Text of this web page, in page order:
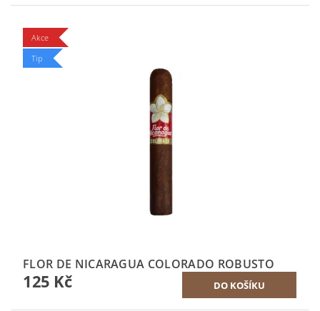
Akce
Tip
FLOR DE NICARAGUA COLORADO ROBUSTO
125 Kč